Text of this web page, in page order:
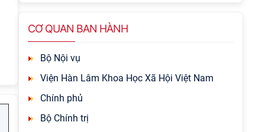
CƠ QUAN BAN HÀNH
Bộ Nội vụ
Viện Hàn Lâm Khoa Học Xã Hội Việt Nam
Chính phủ
Bộ Chính trị